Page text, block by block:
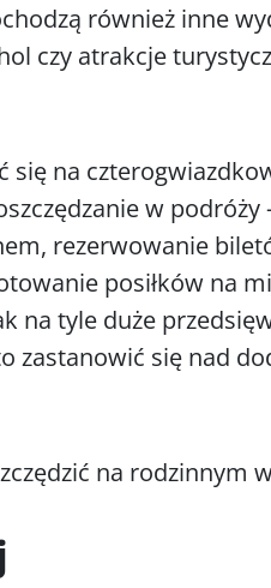
również inne
czy atrakcje
na
w podróży
rezerwowanie
posiłków na
na tyle duże
zastanowić się nad
na rodzinnym